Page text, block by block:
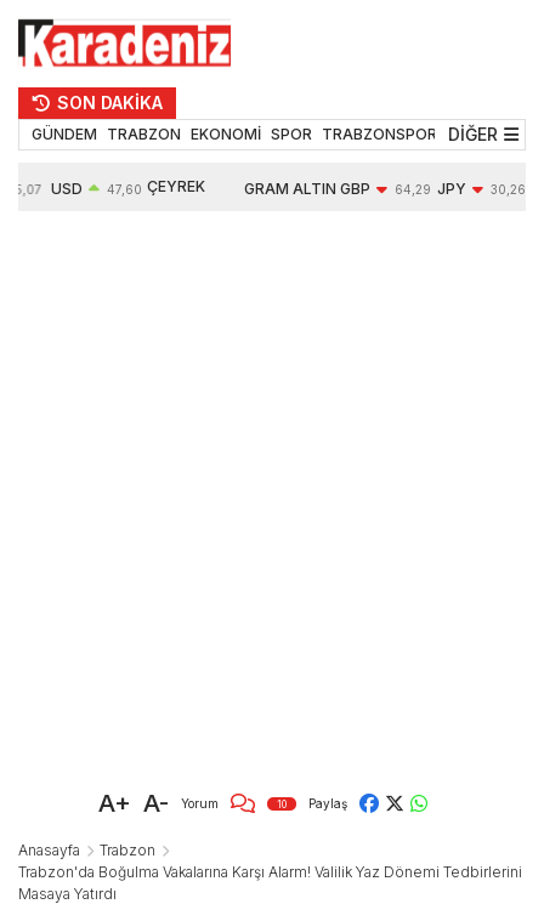
SON DAKİKA
GÜNDEM TRABZON EKONOMİ SPOR TRABZONSPOR TEKNOLOJİ
DİĞER
55,07 USD 47,60 ÇEYREK GRAM ALTIN GBP 64,29 JPY 30,26
A+ A- Yorum 10 Paylaş
Anasayfa
Trabzon
Trabzon'da Boğulma Vakalarına Karşı Alarm! Valilik Yaz Dönemi Tedbirlerini
Masaya Yatırdı